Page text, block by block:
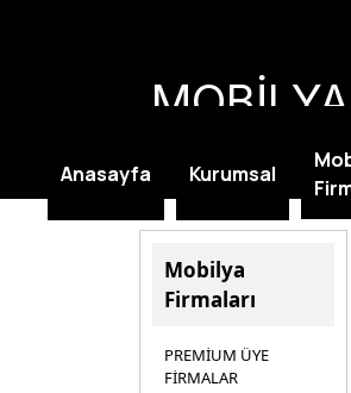
Mobilya
Firmaları
PREMİUM ÜYE
FİRMALAR
MOBİLYA
Anasayfa Kurumsal